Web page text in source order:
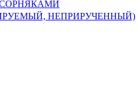
СОРНЯКАМИ
НЕПРИРУЧЕННЫЙ)